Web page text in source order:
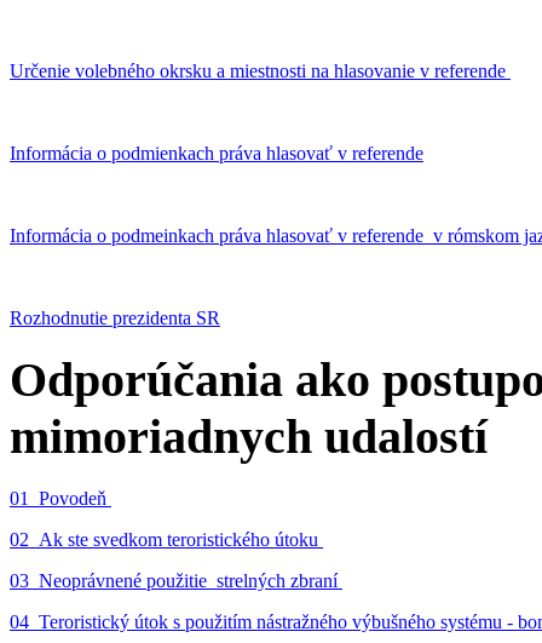
Určenie volebného okrsku a miestnosti na hlasovanie v referende
Informácia o podmienkach práva hlasovať v referende
Informácia o podmeinkach práva hlasovať v referende v rómskom
Rozhodnutie prezidenta SR
Odporúčania ako
mimoriadnych udalostí
01_Povodeň
02_Ak ste svedkom teroristického útoku
03_Neoprávnené použitie strelných zbraní
04_Teroristický útok s použitím nástražného výbušného systému -